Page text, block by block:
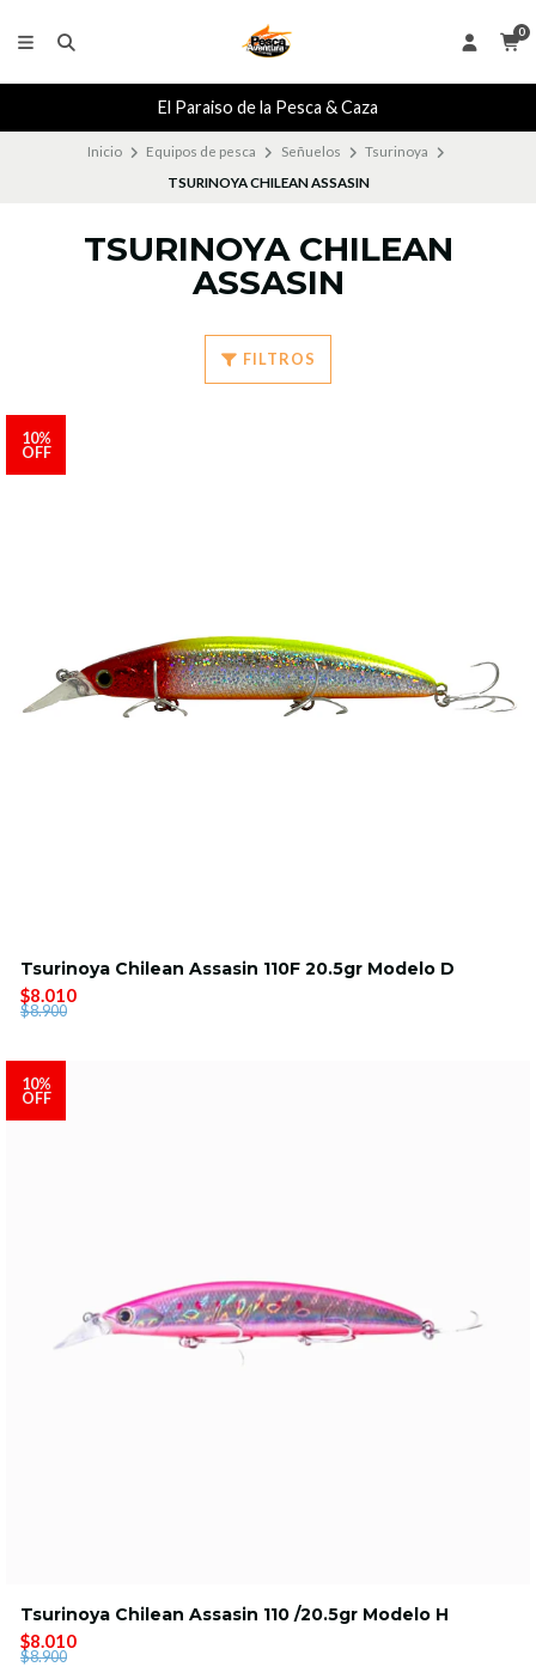
0
El Paraiso de la Pesca & Caza
Inicio Equipos de pesca Señuelos
Tsurinoya
TSURINOYA CHILEAN ASSASIN
TSURINOYA CHILEAN
ASSASIN
FILTROS
10%
OFF
Tsurinoya Chilean Assasin 110F 20.5gr Modelo D
$8.010
$8.900
10%
OFF
Tsurinoya Chilean Assasin 110 /20.5gr Modelo H
$8.010
$8.900